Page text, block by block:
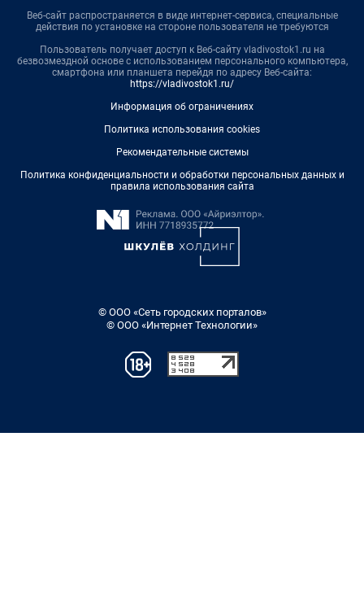
Веб-сайт распространяется в виде интернет-сервиса, специальные
действия по установке на стороне пользователя не требуются
Пользователь получает доступ к Веб-сайту vladivostok1.ru на
безвозмездной основе с использованием персонального компьютера,
смартфона или планшета перейдя по адресу Веб-сайта:
https://vladivostok1.ru/
Информация об ограничениях
Политика использования cookies
Рекомендательные системы
Политика конфиденциальности и обработки персональных данных и
правила использования сайта
© ООО «Сеть городских порталов»
© ООО «Интернет Технологии»